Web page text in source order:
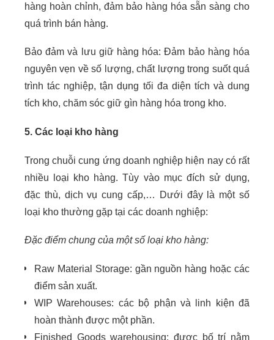
hàng hoàn chỉnh, đảm bảo hàng hóa sẵn sàng cho
quá trình bán hàng.
Bảo đảm và lưu giữ hàng hóa: Đảm bảo hàng hóa
nguyên vẹn về số lượng, chất lượng trong suốt quá
trình tác nghiệp, tận dụng tối đa diện tích và dung
tích kho, chăm sóc giữ gìn hàng hóa trong kho.
5. Các loại kho hàng
Trong chuỗi cung ứng doanh nghiệp hiện nay có rất
nhiều loại kho hàng. Tùy vào mục đích sử dụng,
đặc thù, dịch vụ cung cấp,… Dưới đây là một số
loại kho thường gặp tại các doanh nghiệp:
Đặc điểm chung của một số loại kho hàng:
Raw Material Storage: gần nguồn hàng hoặc các
điểm sản xuất.
WIP Warehouses: các bộ phận và linh kiện đã
hoàn thành được một phần.
Finished Goods warehousing: được bố trí nằm